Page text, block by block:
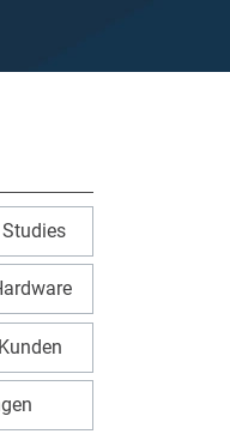
Studies